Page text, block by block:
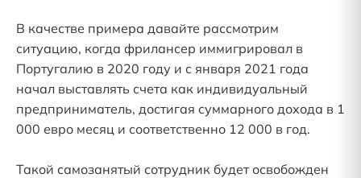
В качестве примера давайте рассмотрим
ситуацию, когда фрилансер иммигрировал в
Португалию в 2020 году и с января 2021 года
начал выставлять счета как индивидуальный
предприниматель, достигая суммарного дохода в 1
000 евро месяц и соответственно 12 000 в год.
Такой самозанятый сотрудник будет освобожден